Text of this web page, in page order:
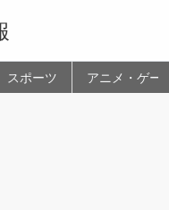
スポーツ アニメ・ゲー